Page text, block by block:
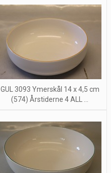
GUL 3093 Ymerskål 14 x 4,5 cm
(574) Årstiderne 4 ALL ...